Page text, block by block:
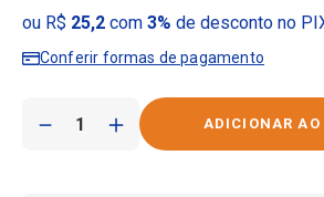
ou R$ 25,2com 3% de desconto no
Conferir formas de pagamento
＋
－